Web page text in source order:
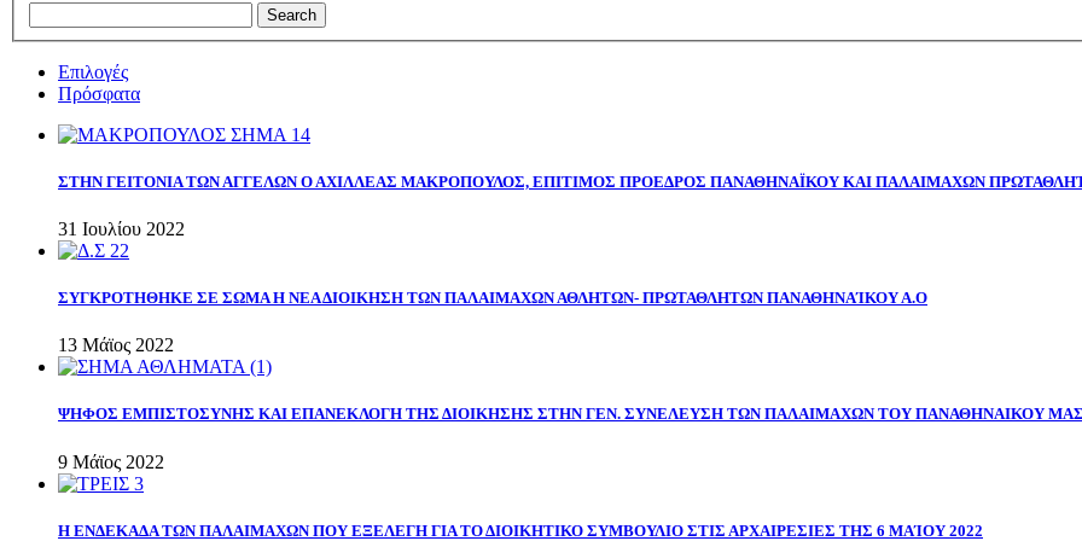
Επιλογές
Πρόσφατα
ΣΤΗΝ ΓΕΙΤΟΝΙΑ ΤΩΝ ΑΓΓΕΛΩΝ Ο ΑΧΙΛΛΕΑΣ ΜΑΚΡΟΠΟΥΛΟΣ, ΕΠΙΤΙΜΟΣ ΠΡΟΕΔΡΟΣ ΠΑΝΑΘΗΝΑΪΚΟΥ ΚΑΙ ΠΑΛΑΙΜΑΧΩΝ
31 Ιουλίου 2022
ΣΥΓΚΡΟΤΗΘΗΚΕ ΣΕ ΣΩΜΑ Η ΝΕΑ ΔΙΟΙΚΗΣΗ ΤΩΝ ΠΑΛΑΙΜΑΧΩΝ ΑΘΛΗΤΩΝ- ΠΡΩΤΑΘΛΗΤΩΝ ΠΑΝΑΘΗΝΑΊΚΟΥ Α.Ο
13 Μάϊος 2022
ΨΗΦΟΣ ΕΜΠΙΣΤΟΣΥΝΗΣ ΚΑΙ ΕΠΑΝΕΚΛΟΓΗ ΤΗΣ ΔΙΟΙΚΗΣΗΣ ΣΤΗΝ ΓΕΝ. ΣΥΝΕΛΕΥΣΗ ΤΩΝ ΠΑΛΑΙΜΑΧΩΝ ΤΟΥ ΠΑΝΑΘΗΝΑΙΚΟΥ ΜΑΣ
9 Μάϊος 2022
Η ΕΝΔΕΚΑΔΑ ΤΩΝ ΠΑΛΑΙΜΑΧΩΝ ΠΟΥ ΕΞΕΛΕΓΗ ΓΙΑ ΤΟ ΔΙΟΙΚΗΤΙΚΟ ΣΥΜΒΟΥΛΙΟ ΣΤΙΣ ΑΡΧΑΙΡΕΣΙΕΣ ΤΗΣ 6 ΜΑΊΟΥ 2022